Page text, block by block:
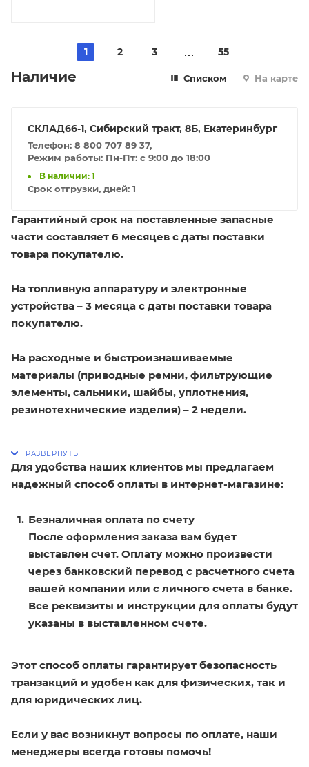
1 2 3 55
Наличие Списком На карте
СКЛАД66-1, Сибирский тракт, 8Б, Екатеринбург
Телефон: 8 800 707 89 37,
Режим работы: Пн-Пт: с 9:00 до 18:00
В наличии: 1
Срок отгрузки, дней: 1
Гарантийный срок на поставленные запасные
части составляет 6 месяцев с даты поставки
товара покупателю.
На топливную аппаратуру и электронные
устройства – 3 месяца с даты поставки товара
покупателю.
На расходные и быстроизнашиваемые
материалы (приводные ремни, фильтрующие
элементы, сальники, шайбы, уплотнения,
резинотехнические изделия) – 2 недели.
Для удобства наших клиентов мы предлагаем
надежный способ оплаты в интернет-магазине:
Безналичная оплата по счету
После оформления заказа вам будет
выставлен счет. Оплату можно произвести
через банковский перевод с расчетного счета
вашей компании или с личного счета в банке.
Все реквизиты и инструкции для оплаты будут
указаны в выставленном счете.
Этот способ оплаты гарантирует безопасность
транзакций и удобен как для физических, так и
для юридических лиц.
Если у вас возникнут вопросы по оплате, наши
менеджеры всегда готовы помочь!